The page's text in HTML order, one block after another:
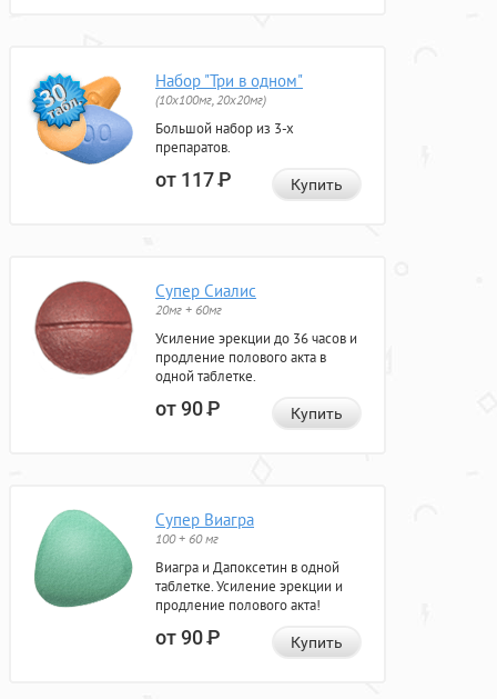
Набор "Три в одном"
(10x100мг, 20x20мг)
Большой набор из 3-х
препаратов.
от 117Р Купить
Супер Сиалис
20мг + 60мг
Усиление эрекции до 36 часов и
продление полового акта в
одной таблетке.
от 90Р Купить
Супер Виагра
100 + 60 мг
Виагра и Дапоксетин в одной
таблетке. Усиление эрекции и
продление полового акта!
от 90Р Купить